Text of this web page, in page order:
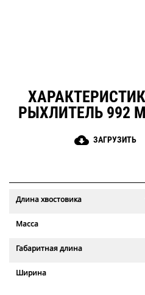
РЫХЛИТЕЛЬ 992
cloud_download ЗАГРУЗИТЬ
Длина хвостовика
Масса
Габаритная длина
Ширина